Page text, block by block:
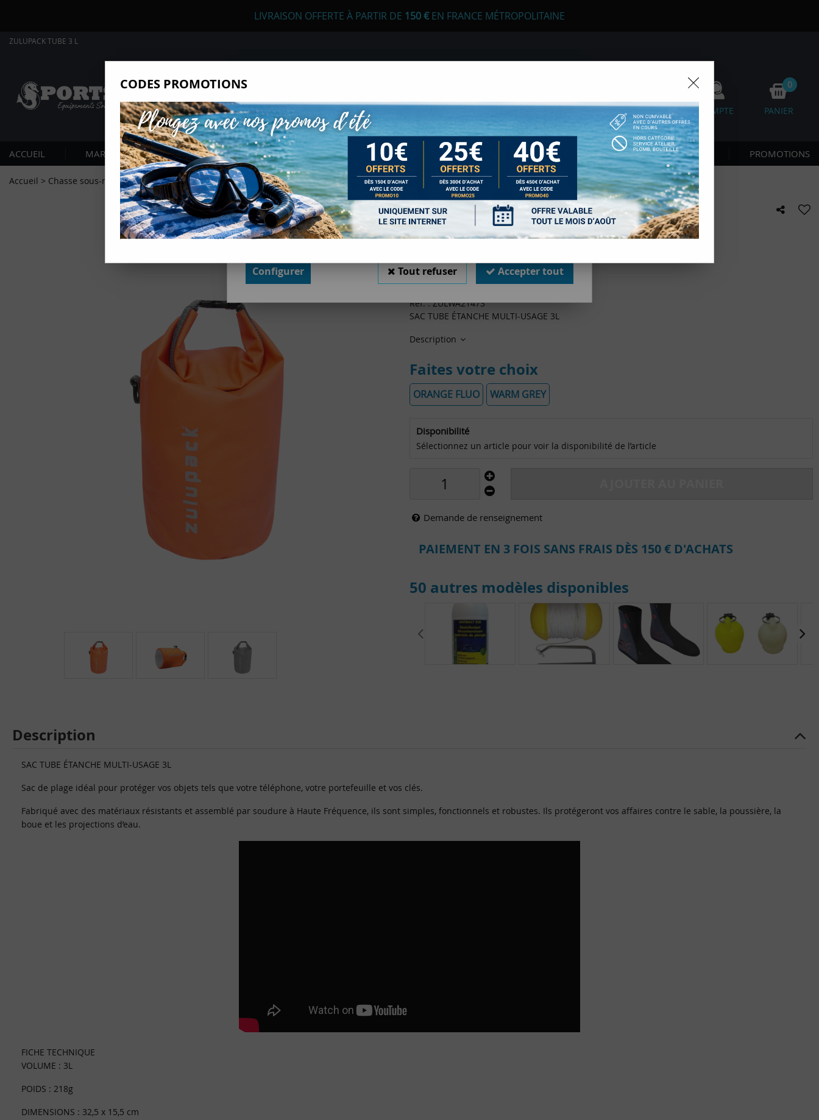
LIVRAISON OFFERTE À PARTIR DE 150 €EN FRANCE MÉTROPOLITAINE
ZULUPACK TUBE 3 L
FAVORIS COMPTE
0
PANIER
ACCUEIL MARQUES PLONGÉE SOUS-MARINE APNÉE CHASSE SOUS-MARINE LONGE CÔTE & NAGE NOUVEAUTÉS PROMOTIONS
Accueil > Chasse sous-marine >Sécurité et Accessoires >SAC ETANCHE ZULUPACK TUBE 3 L
SAC ETANCHE ZULUPACK TUBE 3 L
22,00 TTC
Réf. :ZULWA21473
SAC TUBE ÉTANCHE MULTI-USAGE 3L
Description
Faites votre choix
ORANGE FLUO WARM GREY
Disponibilité
Sélectionnez un article pour voir la disponibilité de l’article
Demande de renseignement
PAIEMENT EN 3 FOIS SANS FRAIS DÈS 150 € D'ACHATS
50 autres modèles disponibles
Description
SAC TUBE ÉTANCHE MULTI-USAGE 3L
Sac de plage idéal pour protéger vos objets tels que votre téléphone, votre portefeuille et vos clés.
Fabriqué avec des matériaux résistants et assemblé par soudure à Haute Fréquence, ils sont simples, fonctionnels et robustes. Ils protégeront vos affaires contre le sable, la poussière, la
boue et les projections d’eau.
FICHE TECHNIQUE
VOLUME : 3L
POIDS : 218g
DIMENSIONS : 32,5 x 15,5 cm
Nous autorisez-vous à utiliser vos cookies ?
Ils nous seront utiles pour :
Améliorer l'interface et les fonctionnalités du site
Mesurer les campagnes marketing et proposer des mises à jour sur nos
produits
Gérer l'authentification et surveiller les erreurs techniques
Certains cookies sont nécessaires à des fins techniques, ils sont donc dispensés de consentement. D'autres,
non obligatoires, peuvent être utilisés pour la personnalisation des annonces et du contenu, la mesure des
annonces et du contenu, la connaissance de l'audience et le développement de produits, les données de
géolocalisation précises et l'identification par le balayage de l'appareil, le stockage et/ou l'accès aux
informations sur un appareil. Si vous donnez votre consentement, celui-ci sera valable sur l’ensemble des sous-
domaines de Sports Med. Vous disposez de la possibilité de retirer votre consentement à tout moment en
cliquant sur le widget en bas à droite de la page. Pour en savoir plus, consulter notre politique de cookie.
Configurer Tout refuser Accepter tout
CODES PROMOTIONS